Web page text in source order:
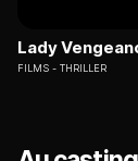
Lady
FILMS THRILLER